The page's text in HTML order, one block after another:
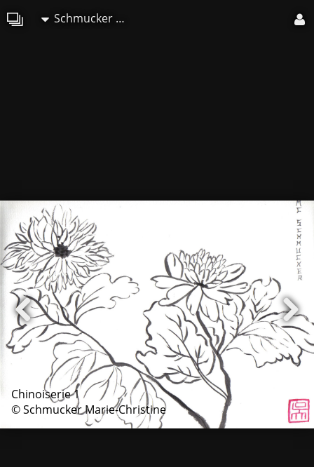
Schmucker Marie-Christine
Chinoiserie 1
© Schmucker Marie-Christine